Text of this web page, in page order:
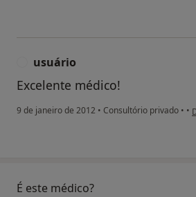
usuário
Excelente médico!
9 de janeiro de 2012 • Consultório privado • •
É este médico?